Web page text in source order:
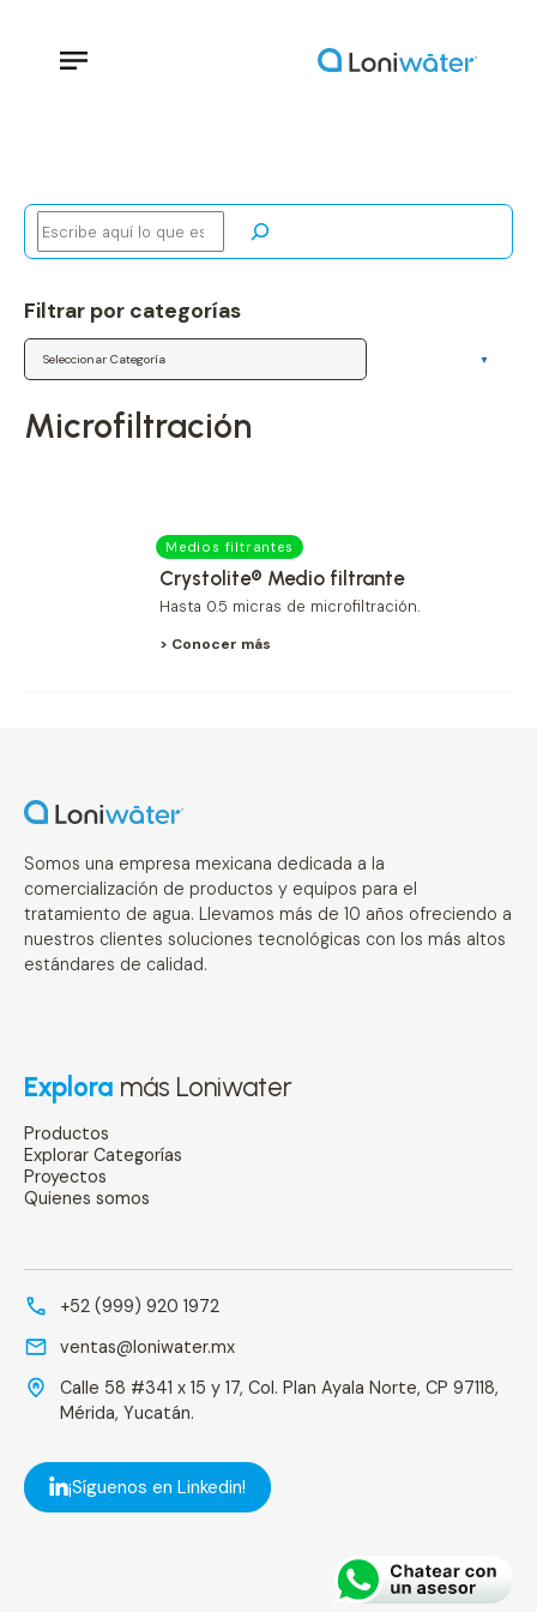
Buscar
Filtrar por categorías
Categorías
microfiltración
Medios filtrantes
Crystolite® Medio filtrante
Hasta 0.5 micras de microfiltración.
> Conocer más
Somos una empresa mexicana dedicada a la
comercialización de productos y equipos para el
tratamiento de agua. Llevamos más de 10 años ofreciendo a
nuestros clientes soluciones tecnológicas con los más altos
estándares de calidad.
Explora más Loniwater
Productos
Explorar Categorías
Proyectos
Quienes somos
+52 (999) 920 1972
ventas@loniwater.mx
Calle 58 #341 x 15 y 17, Col. Plan Ayala Norte, CP 97118,
Mérida, Yucatán.
¡Síguenos en Linkedin!